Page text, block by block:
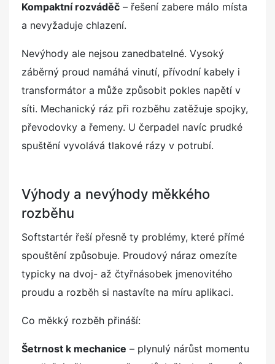
Kompaktní rozváděč – řešení zabere málo místa
a nevyžaduje chlazení.
Nevýhody ale nejsou zanedbatelné. Vysoký
záběrný proud namáhá vinutí, přívodní kabely i
transformátor a může způsobit pokles napětí v
síti. Mechanický ráz při rozběhu zatěžuje spojky,
převodovky a řemeny. U čerpadel navíc prudké
spuštění vyvolává tlakové rázy v potrubí.
Výhody a nevýhody měkkého
rozběhu
Softstartér řeší přesně ty problémy, které přímé
spouštění způsobuje. Proudový náraz omezíte
typicky na dvoj- až čtyřnásobek jmenovitého
proudu a rozběh si nastavíte na míru aplikaci.
Co měkký rozběh přináší:
Šetrnost k mechanice – plynulý nárůst momentu